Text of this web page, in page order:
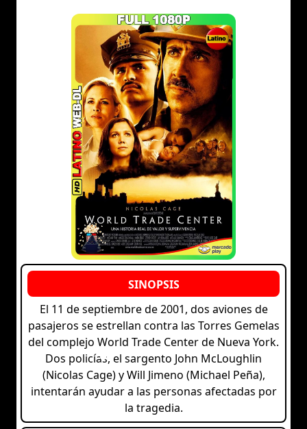
El 11 de septiembre de 2001, dos aviones de
pasajeros se estrellan contra las Torres Gemelas
del complejo World Trade Center de Nueva York.
Dos policías, el sargento John McLoughlin
(Nicolas Cage) y Will Jimeno (Michael Peña),
intentarán ayudar a las personas afectadas por
la tragedia.